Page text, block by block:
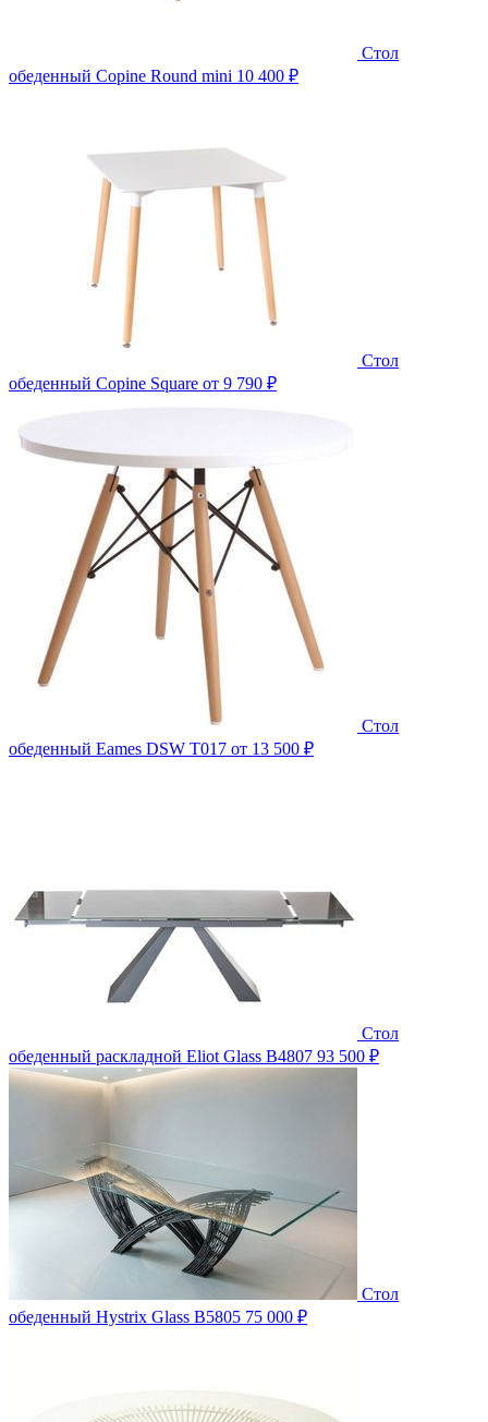
Стол
обеденный Copine Round mini 10 400 ₽
Стол
обеденный Copine Square от 9 790 ₽
Стол
обеденный Eames DSW T017 от 13 500 ₽
Стол
обеденный раскладной Eliot Glass B4807 93 500 ₽
Стол
обеденный Hystrix Glass B5805 75 000 ₽